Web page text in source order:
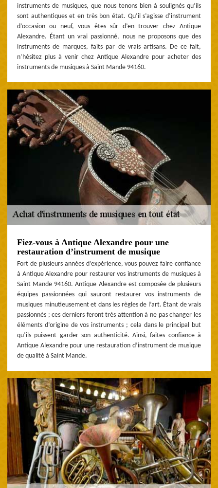
instruments de musiques, que nous tenons bien à soulignés qu’ils
sont authentiques et en très bon état. Qu’il s’agisse d’instrument
d’occasion ou neuf, vous êtes sûr d’en trouver chez Antique
Alexandre. Étant un vrai passionné, nous ne proposons que des
instruments de marques, faits par de vrais artisans. De ce fait,
n’hésitez plus à venir chez Antique Alexandre pour acheter des
instruments de musiques à Saint Mande 94160.
Fiez-vous à Antique Alexandre pour une
restauration d’instrument de musique
Fort de plusieurs années d’expérience, vous pouvez faire confiance
à Antique Alexandre pour restaurer vos instruments de musiques à
Saint Mande 94160. Antique Alexandre est composée de plusieurs
équipes passionnées qui sauront restaurer vos instruments de
musiques minutieusement et dans les règles de l’art. Étant de vrais
passionnés ; ces derniers feront très attention à ne pas changer les
éléments d’origine de vos instruments ; cela dans le principal but
qu’ils puissent garder son authenticité. Ainsi, faites confiance à
Antique Alexandre pour une restauration d’instrument de musique
de qualité à Saint Mande.